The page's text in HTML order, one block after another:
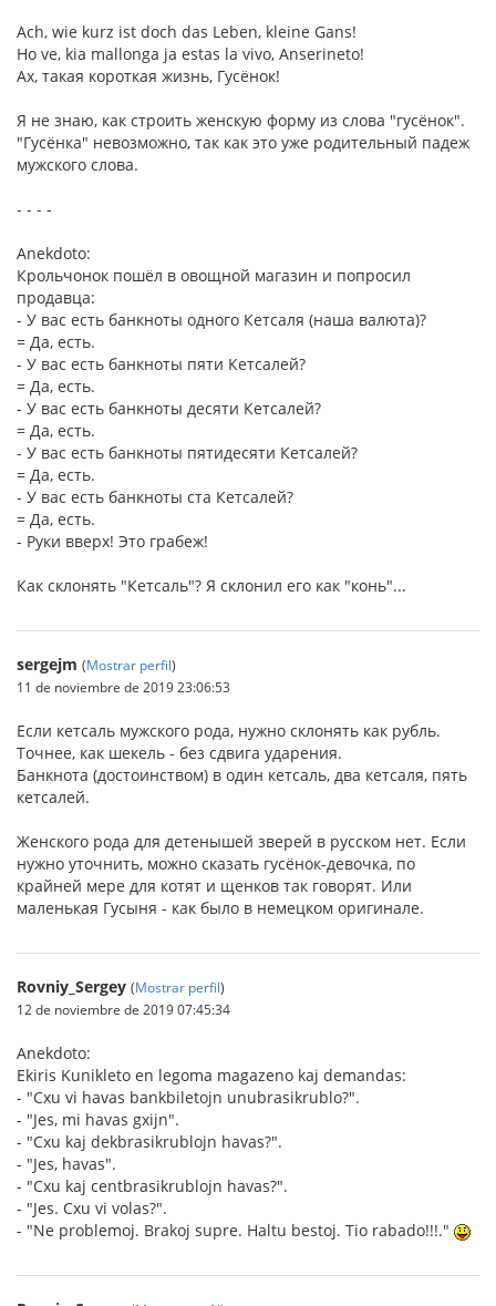
Ach, wie kurz ist doch das Leben, kleine Gans!
Ho ve, kia mallonga ja estas la vivo, Anserineto!
Ах, такая короткая жизнь, Гусёнок!
Я не знаю, как строить женскую форму из слова "гусёнок".
"Гусёнка" невозможно, так как это уже родительный падеж
мужского слова.
- - - -
Anekdoto:
Крольчонок пошёл в овощной магазин и попросил
продавца:
- У вас есть банкноты одного Кетсаля (наша валюта)?
= Да, есть.
- У вас есть банкноты пяти Кетсалей?
= Да, есть.
- У вас есть банкноты десяти Кетсалей?
= Да, есть.
- У вас есть банкноты пятидесяти Кетсалей?
= Да, есть.
- У вас есть банкноты ста Кетсалей?
= Да, есть.
- Руки вверх! Это грабеж!
Как склонять "Кетсаль"? Я склонил его как "конь"...
sergejm (Mostrar perfil)
11 de noviembre de 2019 23:06:53
Если кетсаль мужского рода, нужно склонять как рубль.
Точнее, как шекель - без сдвига ударения.
Банкнота (достоинством) в один кетсаль, два кетсаля, пять
кетсалей.
Женского рода для детенышей зверей в русском нет. Если
нужно уточнить, можно сказать гусёнок-девочка, по
крайней мере для котят и щенков так говорят. Или
маленькая Гусыня - как было в немецком оригинале.
Rovniy_Sergey (Mostrar perfil)
12 de noviembre de 2019 07:45:34
Anekdoto:
Ekiris Kunikleto en legoma magazeno kaj demandas:
- "Cxu vi havas bankbiletojn unubrasikrublo?".
- "Jes, mi havas gxijn".
- "Cxu kaj dekbrasikrublojn havas?".
- "Jes, havas".
- "Cxu kaj centbrasikrublojn havas?".
- "Jes. Cxu vi volas?".
- "Ne problemoj. Brakoj supre. Haltu bestoj. Tio rabado!!!."